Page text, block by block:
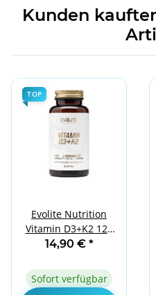
Kunden
TOP
Evolite Nutrition
Vitamin D3+K2 120
Caps
14,90 € *
Sofort verfügbar